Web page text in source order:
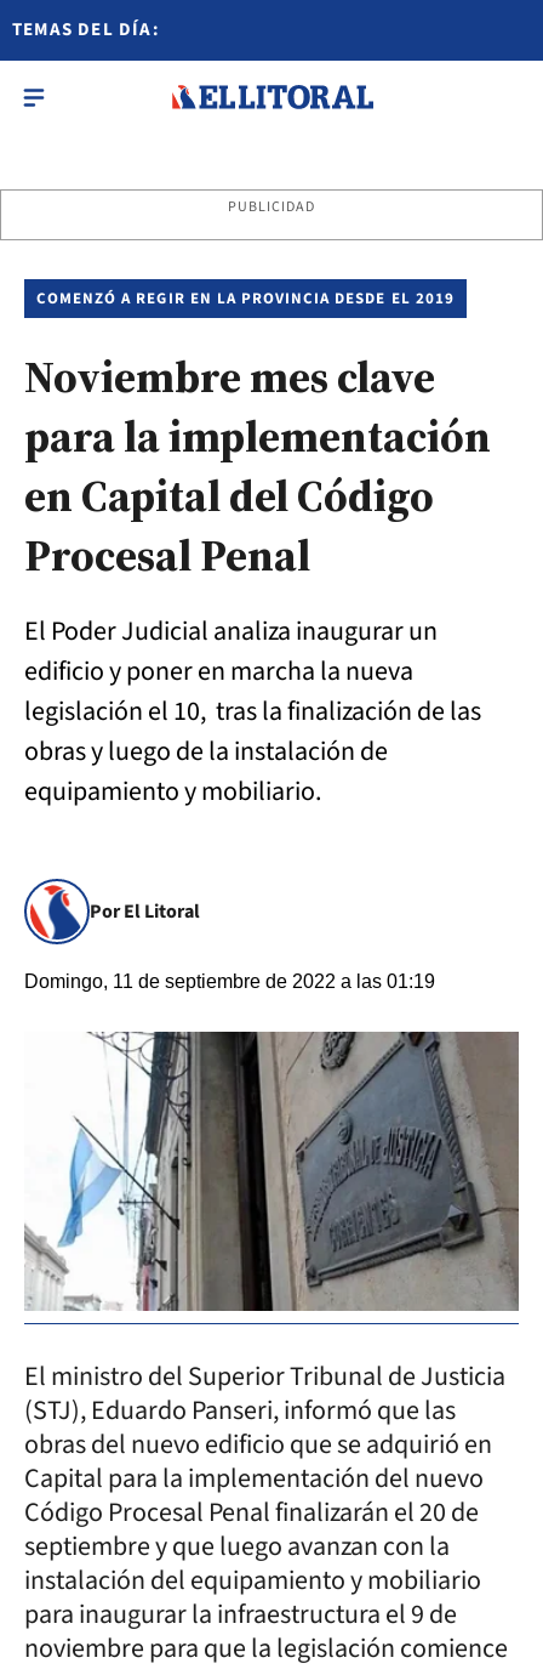
TEMAS DEL DÍA:
PUBLICIDAD
COMENZÓ A REGIR EN LA PROVINCIA DESDE EL 2019
Noviembre mes clave
para la implementación
en Capital del Código
Procesal Penal
El Poder Judicial analiza inaugurar un
edificio y poner en marcha la nueva
legislación el 10, tras la finalización de las
obras y luego de la instalación de
equipamiento y mobiliario.
Por El Litoral
Domingo, 11 de septiembre de 2022 a las 01:19
El ministro del Superior Tribunal de Justicia
(STJ), Eduardo Panseri, informó que las
obras del nuevo edificio que se adquirió en
Capital para la implementación del nuevo
Código Procesal Penal finalizarán el 20 de
septiembre y que luego avanzan con la
instalación del equipamiento y mobiliario
para inaugurar la infraestructura el 9 de
noviembre para que la legislación comience